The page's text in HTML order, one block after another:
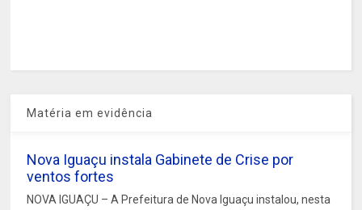
Matéria em evidência
Nova Iguaçu instala Gabinete de Crise por
ventos fortes
NOVA IGUAÇU – A Prefeitura de Nova Iguaçu instalou, nesta